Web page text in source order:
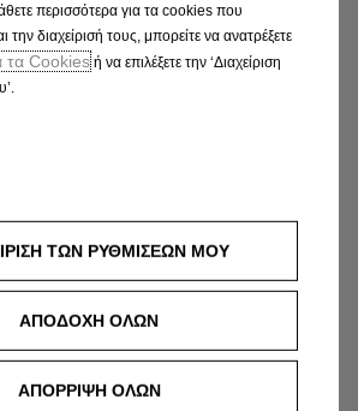
περισσότερα για τα cookies που
την διαχείρισή τους, μπορείτε να ανατρέξετε
τα Cookiesή να επιλέξετε την ‘Διαχείριση
ΤΩΝ ΡΥΘΜΙΣΕΩΝ ΜΟΥ
ΑΠΟΔΟΧΗ ΟΛΩΝ
ΑΠΟΡΡΙΨΗ ΟΛΩΝ